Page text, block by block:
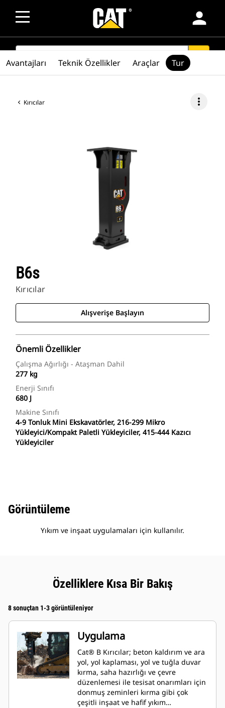
person
SEARCH
Kırıcılar more_vert
B6s
Kırıcılar
Alışverişe Başlayın
Önemli Özellikler
Çalışma Ağırlığı - Ataşman Dahil
277 kg
Enerji Sınıfı
680 J
Makine Sınıfı
4-9 Tonluk Mini Ekskavatörler, 216-299 Mikro
Yükleyici/Kompakt Paletli Yükleyiciler, 415-444 Kazıcı
Yükleyiciler
Avantajları Teknik Özellikler Araçlar Tur
Görüntüleme
Yıkım ve inşaat uygulamaları için kullanılır.
Özelliklere Kısa Bir Bakış
8 sonuçtan 1-3 görüntüleniyor
Uygulama
Cat® B Kırıcılar; beton kaldırım ve ara
yol, yol kaplaması, yol ve tuğla duvar
kırma, saha hazırlığı ve çevre
düzenlemesi ile tesisat onarımları için
donmuş zeminleri kırma gibi çok
çeşitli inşaat ve hafif yıkım